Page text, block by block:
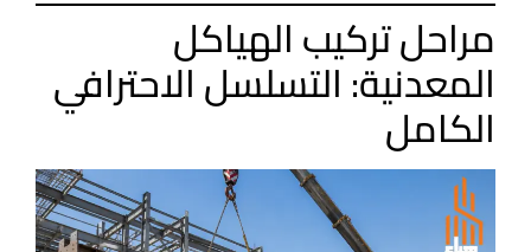
مراحل تركيب الهياكل
المعدنية: التسلسل الاحترافي
الكامل